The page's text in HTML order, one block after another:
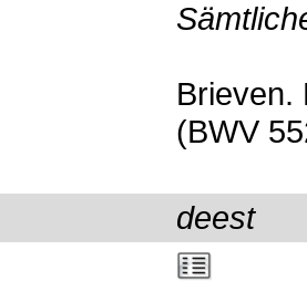
Brieven.
(BWV
deest